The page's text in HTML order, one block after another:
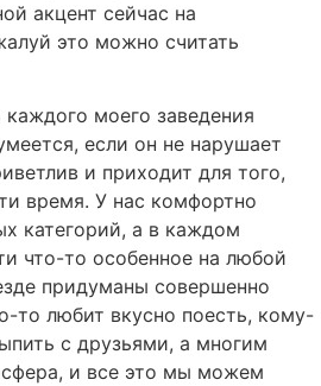
акцент сейчас на
это можно считать
моего заведения
если он не нарушает
и приходит для того,
время. У нас комфортно
категорий, а в каждом
что-то особенное на любой
придуманы совершенно
то любит вкусно поесть, кому-
с друзьями, а многим
и все это мы можем